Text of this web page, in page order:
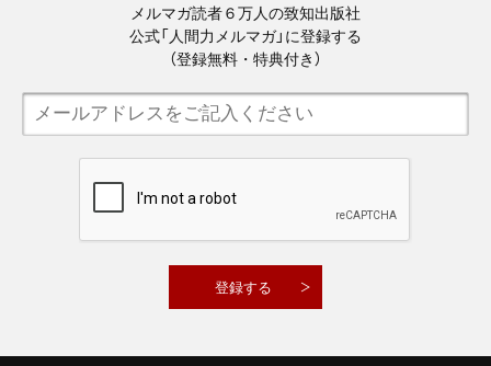
メルマガ読者６万人の致知出版社
公式「人間力メルマガ」に登録する
（登録無料・特典付き）